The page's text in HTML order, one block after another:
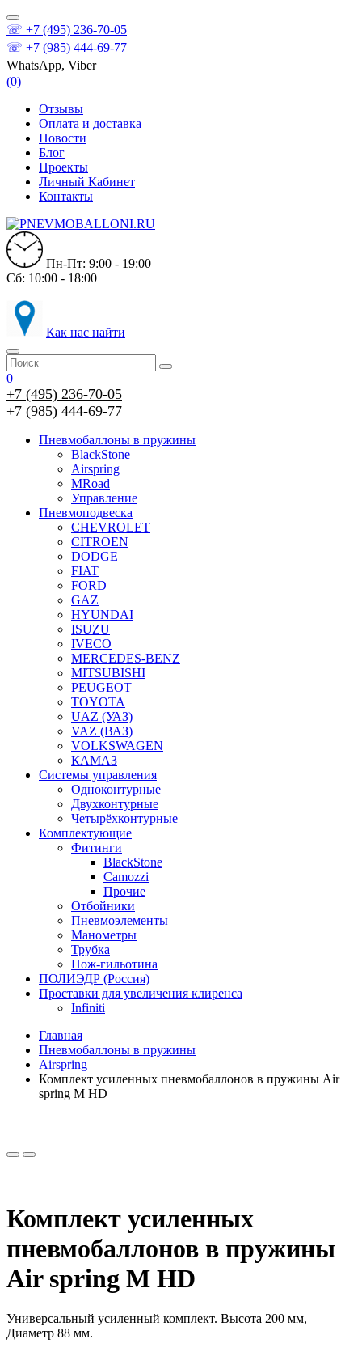
☏ +7 (495) 236-70-05
☏ +7 (985) 444-69-77
WhatsApp, Viber
(0)
Отзывы
Оплата и доставка
Новости
Блог
Проекты
Личный Кабинет
Контакты
Пн-Пт: 9:00 - 19:00
Сб: 10:00 - 18:00
Как нас найти
0
+7 (495) 236-70-05
+7 (985) 444-69-77
Пневмобаллоны в пружины
BlackStone
Airspring
MRoad
Управление
Пневмоподвеска
CHEVROLET
CITROEN
DODGE
FIAT
FORD
GAZ
HYUNDAI
ISUZU
IVECO
MERCEDES-BENZ
MITSUBISHI
PEUGEOT
TOYOTA
UAZ (УАЗ)
VAZ (ВАЗ)
VOLKSWAGEN
КАМАЗ
Системы управления
Одноконтурные
Двухконтурные
Четырёхконтурные
Комплектующие
Фитинги
BlackStone
Camozzi
Прочие
Отбойники
Пневмоэлементы
Манометры
Трубка
Нож-гильотина
ПОЛИЭДР (Россия)
Проставки для увеличения клиренса
Infiniti
Главная
Пневмобаллоны в пружины
Airspring
Комплект усиленных пневмобаллонов в пружины Air
spring M HD
Комплект усиленных
пневмобаллонов в пружины
Air spring M HD
Универсальный усиленный комплект. Высота 200 мм,
Диаметр 88 мм.